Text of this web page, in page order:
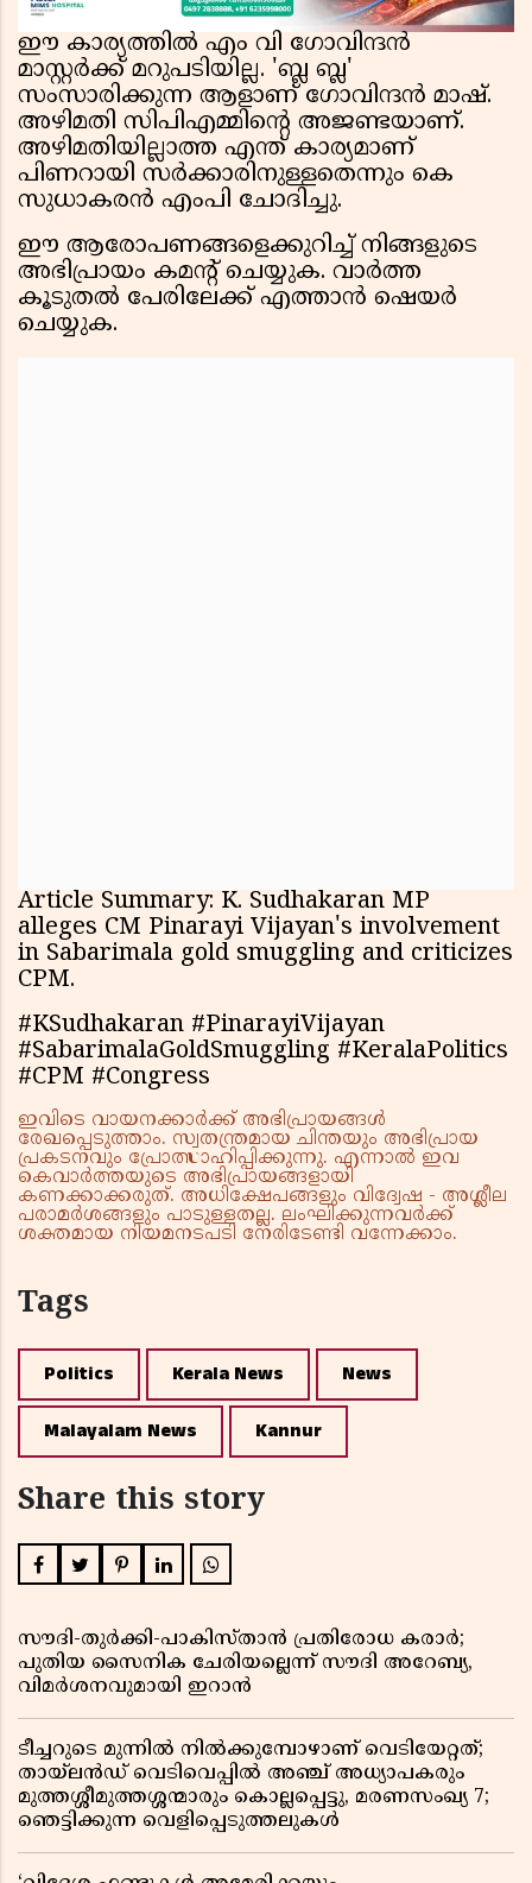
ഈ കാര്യത്തിൽ എം വി ഗോവിന്ദൻ
മാസ്റ്റർക്ക് മറുപടിയില്ല. 'ബ്ല ബ്ല'
സംസാരിക്കുന്ന ആളാണ് ഗോവിന്ദൻ മാഷ്.
അഴിമതി സിപിഎമ്മിന്റെ അജണ്ടയാണ്.
അഴിമതിയില്ലാത്ത എന്ത് കാര്യമാണ്
പിണറായി സർക്കാരിനുള്ളതെന്നും കെ
സുധാകരൻ എംപി ചോദിച്ചു.
ഈ ആരോപണങ്ങളെക്കുറിച്ച് നിങ്ങളുടെ
അഭിപ്രായം കമൻ്റ് ചെയ്യുക. വാർത്ത
കൂടുതൽ പേരിലേക്ക് എത്താൻ ഷെയർ
ചെയ്യുക.
Article Summary: K. Sudhakaran MP
alleges CM Pinarayi Vijayan's involvement
in Sabarimala gold smuggling and criticizes
CPM.
#KSudhakaran #PinarayiVijayan
#SabarimalaGoldSmuggling #KeralaPolitics
#CPM #Congress
ഇവിടെ വായനക്കാർക്ക് അഭിപ്രായങ്ങൾ
രേഖപ്പെടുത്താം. സ്വതന്ത്രമായ ചിന്തയും അഭിപ്രായ
പ്രകടനവും പ്രോത്സാഹിപ്പിക്കുന്നു. എന്നാൽ ഇവ
കെവാർത്തയുടെ അഭിപ്രായങ്ങളായി
കണക്കാക്കരുത്. അധിക്ഷേപങ്ങളും വിദ്വേഷ - അശ്ലീല
പരാമർശങ്ങളും പാടുള്ളതല്ല. ലംഘിക്കുന്നവർക്ക്
ശക്തമായ നിയമനടപടി നേരിടേണ്ടി വന്നേക്കാം.
Tags
Politics Kerala News News
Malayalam News Kannur
Share this story
സൗദി-തുർക്കി-പാകിസ്താൻ പ്രതിരോധ കരാർ;
പുതിയ സൈനിക ചേരിയല്ലെന്ന് സൗദി അറേബ്യ,
വിമർശനവുമായി ഇറാൻ
ടീച്ചറുടെ മുന്നിൽ നിൽക്കുമ്പോഴാണ് വെടിയേറ്റത്;
തായ്‌ലൻഡ് വെടിവെപ്പിൽ അഞ്ച് അധ്യാപകരും
മുത്തശ്ശീമുത്തശ്ശന്മാരും കൊല്ലപ്പെട്ടു, മരണസംഖ്യ 7;
ഞെട്ടിക്കുന്ന വെളിപ്പെടുത്തലുകൾ